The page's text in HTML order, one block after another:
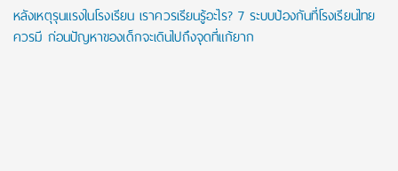
หลังเหตุรุนแรงในโรงเรียน เราควรเรียนรู้อะไร? 7 ระบบป้องกันที่โรงเรียนไทย
ควรมี ก่อนปัญหาของเด็กจะเดินไปถึงจุดที่แก้ยาก